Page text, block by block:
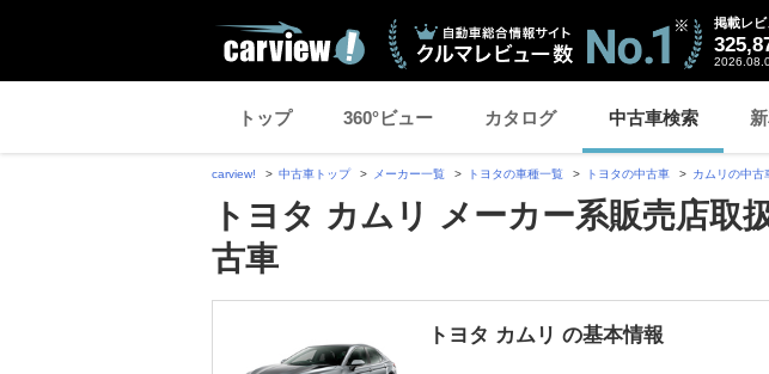
掲載レビ
トップ 360°ビュー カタログ 中古車検索
carview! 中古車トップ メーカー一覧 トヨタの車種一覧 トヨタの中古車 カムリの中古
トヨタ カムリ メーカー系販売店取
古車
トヨタ カムリ の基本情報